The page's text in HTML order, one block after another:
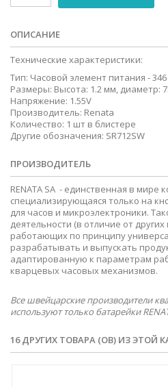
ОПИСАНИЕ
Технические характеристики:
Тип: Часовой элемент питания - 346
Размеры: Высота: 1.2 мм, диаметр:
Напряжение: 1.55V
Производитель: Renata
Количество: 1 шт в блистере
Другие обозначения: SR712SW
ПРОИЗВОДИТЕЛЬ
RENATA SA - единственная в мире
специализирующаяся только на
для часов и микроэлектроники.
деятельности (в отличие от
работающих по принципу
разрабатывать и выпускать
адаптированную к параметрам
кварцевых часовых механизмов.
Все швейцарские производители
используют только батарейки
16 ДРУГИХ ТОВАРА (ОВ) ИЗ ЭТОЙ